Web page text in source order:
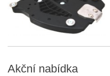
Akční nabídka